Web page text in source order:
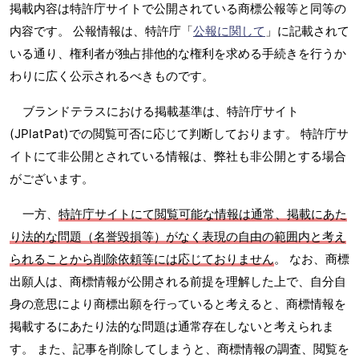
掲載内容は特許庁サイトで公開されている商標公報等と同等の
内容です。 公報情報は、特許庁「公報に関して 」に記載されて
いる通り、権利者が独占排他的な権利を求める手続きを行うか
わりに広く公示されるべきものです。
ブランドテラスにおける掲載基準は、特許庁サイト
(JPlatPat)での閲覧可否に応じて判断しております。 特許庁サ
イトにて非公開とされている情報は、弊社も非公開とする場合
がございます。
一方、 特許庁サイトにて閲覧可能な情報は通常、掲載にあた
り法的な問題（名誉毀損等）がなく表現の自由の範囲内と考え
られることから削除依頼等には応じておりません。 なお、商標
出願人は、商標情報が公開される前提を理解した上で、自分自
身の意思により商標出願を行っていると考えると、商標情報を
掲載するにあたり法的な問題は通常存在しないと考えられま
す。 また、記事を削除してしまうと、商標情報の調査、閲覧を